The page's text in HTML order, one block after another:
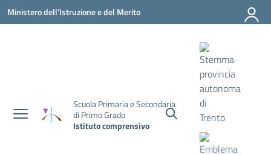
Vai ai contenuti
Vai al menu di navigazione
Vai al footer
Ministero dell'Istruzione e del Merito
Scuola Primaria e Secondaria
di Primo Grado
Istituto comprensivo